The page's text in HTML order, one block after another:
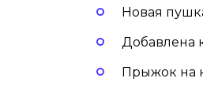
Новая
Добавлена
Прыжок на